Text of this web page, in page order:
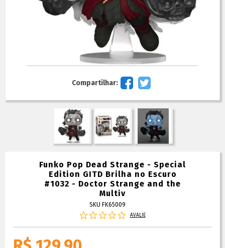
Compartilhar:
Funko Pop Dead Strange - Special
Edition GITD Brilha no Escuro
#1032 - Doctor Strange and the
Multiv
SKU FK65009
AVALIE